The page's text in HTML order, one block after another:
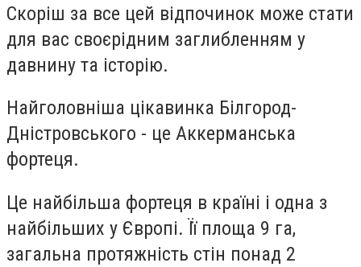
Скоріш за все цей відпочинок може стати
для вас своєрідним заглибленням у
давнину та історію.
Найголовніша цікавинка Білгород-
Дністровського - це Аккерманська
фортеця.
Це найбільша фортеця в країні і одна з
найбільших у Європі. Її площа 9 га,
загальна протяжність стін понад 2